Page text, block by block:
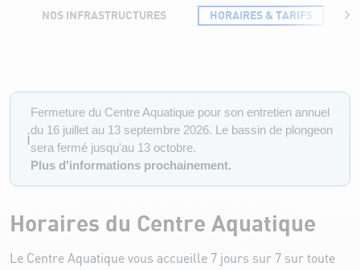
NOS INFRASTRUCTURES HORAIRES & TARIFS
ℹ️
Fermeture du Centre Aquatique pour son entretien annuel
du 16 juillet au 13 septembre 2026. Le bassin de plongeon
sera fermé jusqu'au 13 octobre.
Plus d'informations prochainement.
Horaires du Centre Aquatique
Le Centre Aquatique vous accueille 7 jours sur 7 sur toute